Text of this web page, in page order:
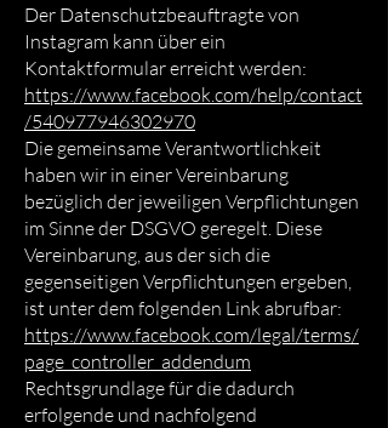
Der Datenschutzbeauftragte von
Instagram kann über ein
Kontaktformular erreicht werden:
https://www.facebook.com/help/contact
/540977946302970
Die gemeinsame Verantwortlichkeit
haben wir in einer Vereinbarung
bezüglich der jeweiligen Verpflichtungen
im Sinne der DSGVO geregelt. Diese
Vereinbarung, aus der sich die
gegenseitigen Verpflichtungen ergeben,
ist unter dem folgenden Link abrufbar:
https://www.facebook.com/legal/terms/
page_controller_addendum
Rechtsgrundlage für die dadurch
erfolgende und nachfolgend